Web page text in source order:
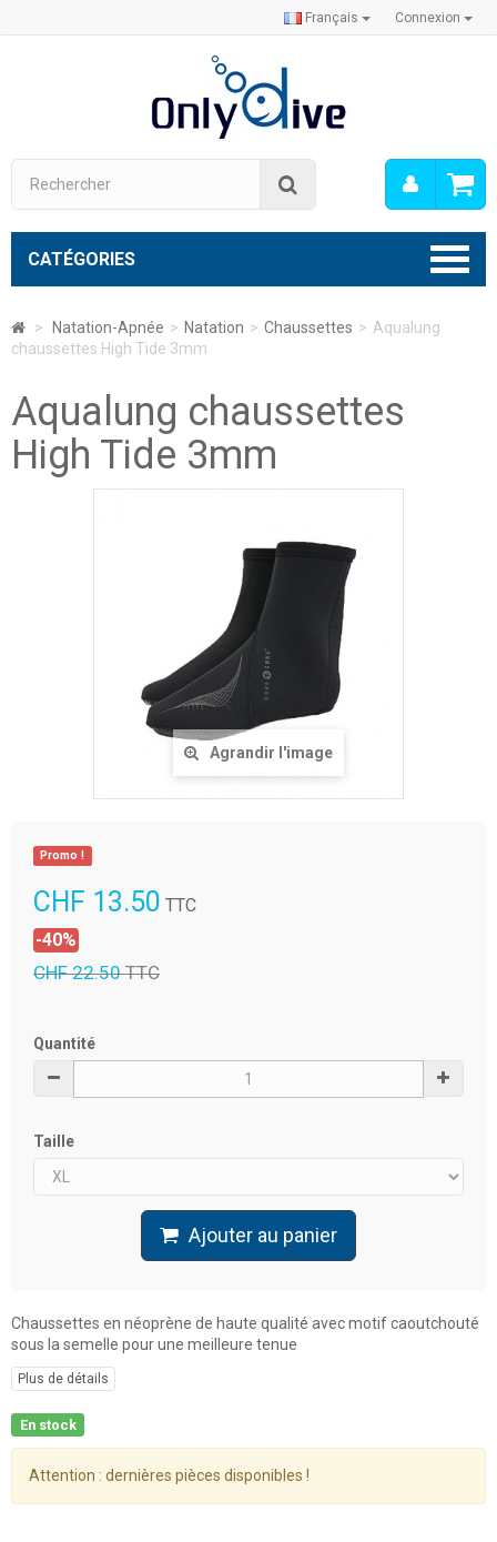
Connexion
Français
Mon
CATÉGORIES
> Natation-Apnée > Natation > Chaussettes > Aqualung
chaussettes High Tide 3mm
Aqualung chaussettes
High Tide 3mm
Agrandir l'image
Promo !
CHF 13.50 TTC
-40%
CHF 22.50TTC
Quantité
Taille
Ajouter au panier
Chaussettes en néoprène de haute qualité avec motif caoutchouté
sous la semelle pour une meilleure tenue
Plus de détails
En stock
Attention : dernières pièces disponibles !